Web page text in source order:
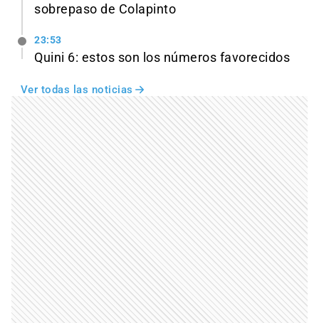
sobrepaso de Colapinto
23:53
Quini 6: estos son los números favorecidos
Ver todas las noticias